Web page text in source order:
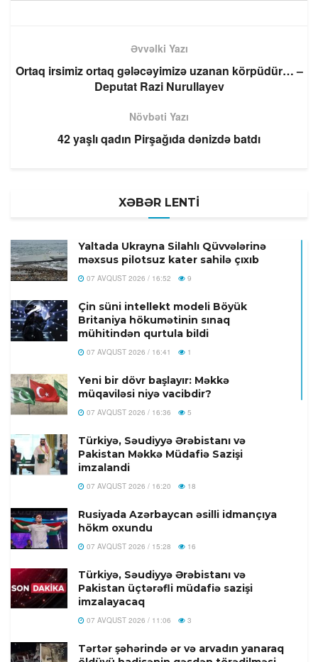
Əvvəlki Yazı
Ortaq irsimiz ortaq gələcəyimizə uzanan körpüdür… –
Deputat Razi Nurullayev
Növbəti Yazı
42 yaşlı qadın Pirşağıda dənizdə batdı
XƏBƏR LENTİ
Yaltada Ukrayna Silahlı Qüvvələrinə
məxsus pilotsuz kater sahilə çıxıb
07 AVQUST 2026 / 16:52 9
Çin süni intellekt modeli Böyük
Britaniya hökumətinin sınaq
mühitindən qurtula bildi
07 AVQUST 2026 / 16:41 1
Yeni bir dövr başlayır: Məkkə
müqaviləsi niyə vacibdir?
07 AVQUST 2026 / 16:36 5
Türkiyə, Səudiyyə Ərəbistanı və
Pakistan Məkkə Müdafiə Sazişi
imzalandi
07 AVQUST 2026 / 16:20 18
Rusiyada Azərbaycan əsilli idmançıya
hökm oxundu
07 AVQUST 2026 / 15:28 16
Türkiyə, Səudiyyə Ərəbistanı və
Pakistan üçtərəfli müdafiə sazişi
imzalayacaq
07 AVQUST 2026 / 11:06 3
Tərtər şəhərində ər və arvadın yanaraq